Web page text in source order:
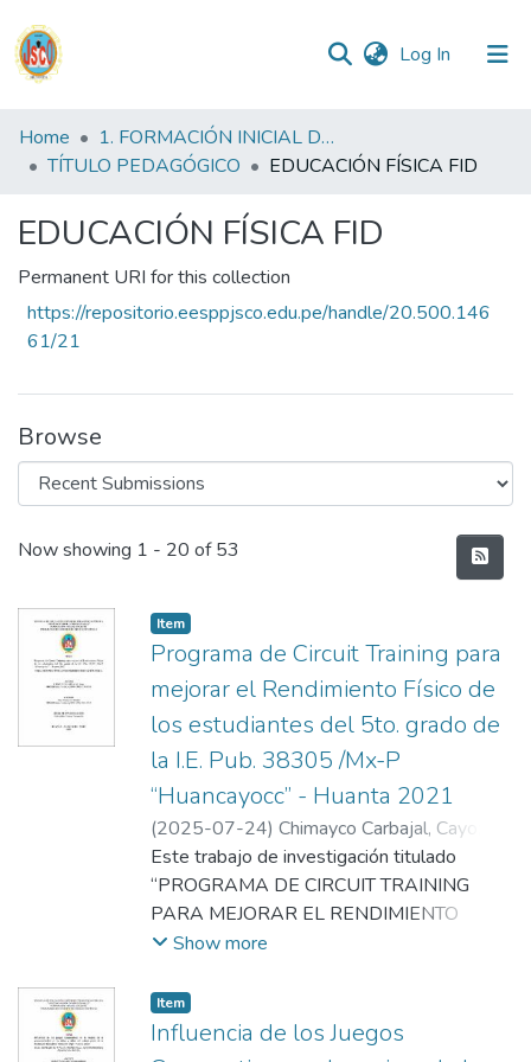
Log In (current)
Communities
&
All of DSpace
Statistics
Formatos
Manuales
Home
1. FORMACIÓN INICIAL DOCENTE
TÍTULO PEDAGÓGICO
EDUCACIÓN FÍSICA FID
EDUCACIÓN FÍSICA FID
Permanent URI for this collection
https://repositorio.eesppjsco.edu.pe/handle/20.500.146
61/21
Browse
Recent Submissions
Now showing 1 - 20 of 53
Item
Programa de Circuit Training para
mejorar el Rendimiento Físico de
los estudiantes del 5to. grado de
la I.E. Pub. 38305 /Mx-P
“Huancayocc” - Huanta 2021
(2025-07-24) Chimayco Carbajal, Cayo
Montesino Murillo, Abel Antonio
Este trabajo de investigación titulado
“PROGRAMA DE CIRCUIT TRAINING
PARA MEJORAR EL RENDIMIENTO
FÍSICO DEN LOS ESTUDIANTES DEL 5TO.
“HUANCAYOCC” HUANTA 2021”, cuyo
objetivo es comprobar la influencia del
programa de circuit training en la mejora del
Show more
Item
Influencia de los Juegos